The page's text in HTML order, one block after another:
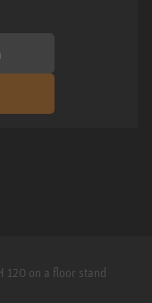
120 on a floor stand